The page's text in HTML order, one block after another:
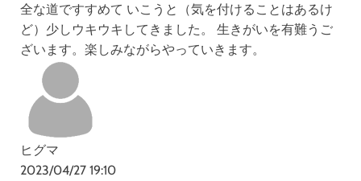
全な道ですすめて いこうと（気を付けることはあるけ
ど）少しウキウキしてきました。 生きがいを有難うご
ざいます。楽しみながらやっていきます。
ヒグマ
2023/04/27 19:10